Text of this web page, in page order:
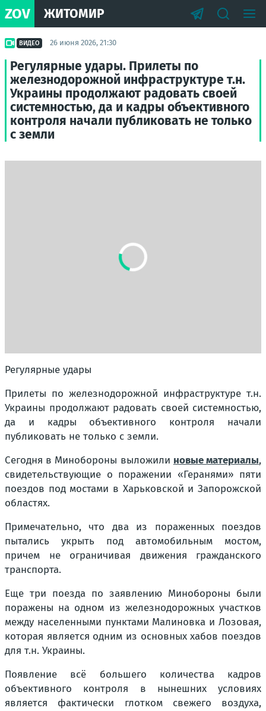
ZOV ЖИТОМИР
ВИДЕО 26 июня 2026, 21:30
Регулярные удары. Прилеты по
железнодорожной инфраструктуре т.н.
Украины продолжают радовать своей
системностью, да и кадры объективного
контроля начали публиковать не только
с земли
Регулярные удары
Прилеты по железнодорожной инфраструктуре т.н.
Украины продолжают радовать своей системностью,
да и кадры объективного контроля начали
публиковать не только с земли.
Сегодня в Минобороны выложили новые материалы,
свидетельствующие о поражении «Геранями» пяти
поездов под мостами в Харьковской и Запорожской
областях.
Примечательно, что два из пораженных поездов
пытались укрыть под автомобильным мостом,
причем не ограничивая движения гражданского
транспорта.
Еще три поезда по заявлению Минобороны были
поражены на одном из железнодорожных участков
между населенными пунктами Малиновка и Лозовая,
которая является одним из основных хабов поездов
для т.н. Украины.
Появление всё большего количества кадров
объективного контроля в нынешних условиях
является фактически глотком свежего воздуха,